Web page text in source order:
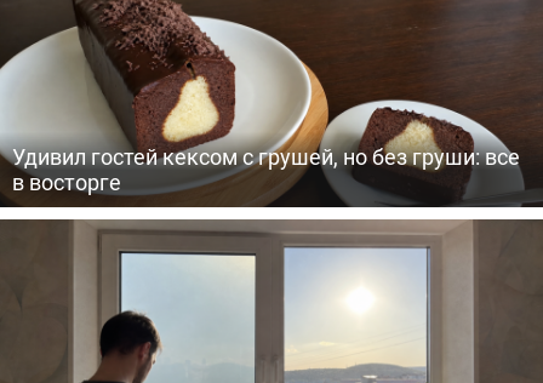
Удивил гостей кексом с грушей, но без груши: все
в восторге